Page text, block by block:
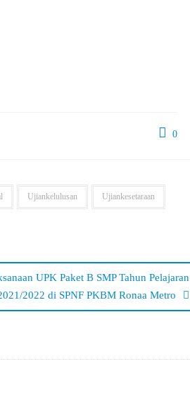
0
Ujiankelulusan Ujiankesetaraan
UPK Paket B SMP Tahun Pelajaran
2022 di SPNF PKBM Ronaa Metro